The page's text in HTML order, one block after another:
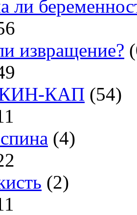
ли
извращение?
КАП (54)
(4)
(2)